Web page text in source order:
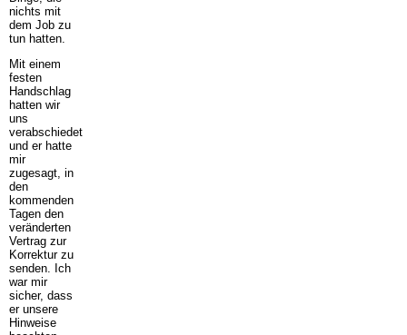
nichts mit
dem Job zu
tun hatten.
Mit einem
festen
Handschlag
hatten wir
uns
verabschiedet
und er hatte
mir
zugesagt, in
den
kommenden
Tagen den
veränderten
Vertrag zur
Korrektur zu
senden. Ich
war mir
sicher, dass
er unsere
Hinweise